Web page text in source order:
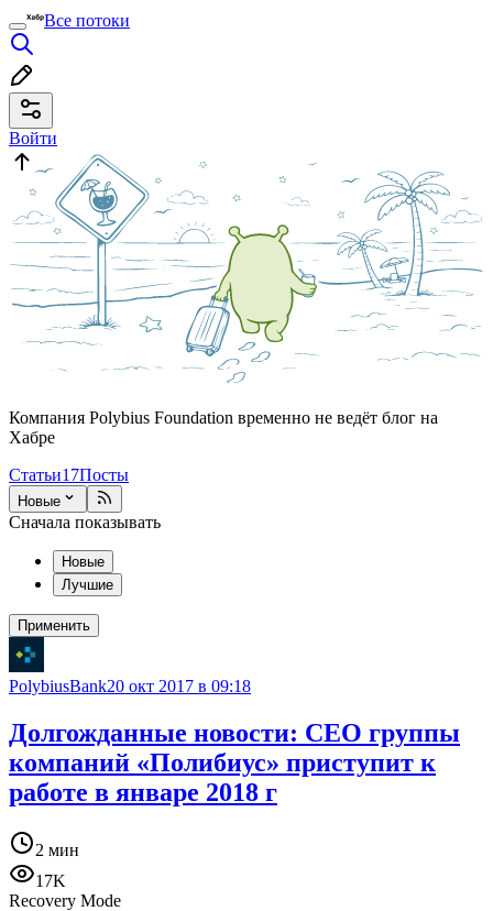
Все потоки
Войти
Компания Polybius Foundation временно не ведёт блог на
Хабре
Статьи17Посты
Новые
Сначала показывать
Новые
Лучшие
Применить
PolybiusBank20 окт 2017 в 09:18
Долгожданные новости: CEO группы
компаний «Полибиус» приступит к
работе в январе 2018 г
2 мин
17K
Recovery Mode